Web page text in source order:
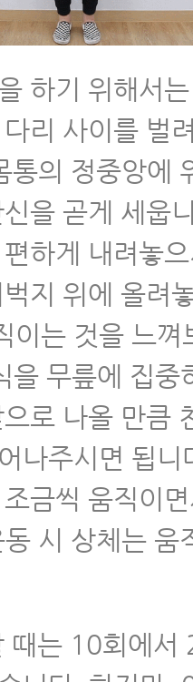
하기 위해서
리 사이를 벌
통의 정중앙에
을 곧게 세웁
하게 내려놓
지 위에 올려
이는 것을 느껴
을 무릎에 집중
로 나올 만큼
나주시면 됩니
금씩 움직이
시 상체는 움
때는 10회에서